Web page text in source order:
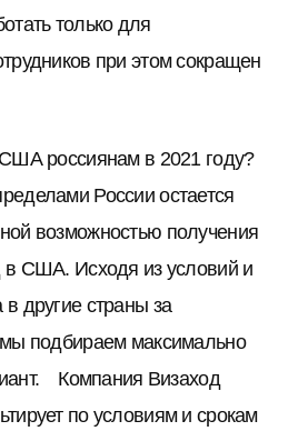
только для
при этом сокращен
россиянам в 2021 году?
России остается
возможностью получения
в США. Исходя из условий и
другие страны за
подбираем максимально
Компания Визаход
по условиям и срокам